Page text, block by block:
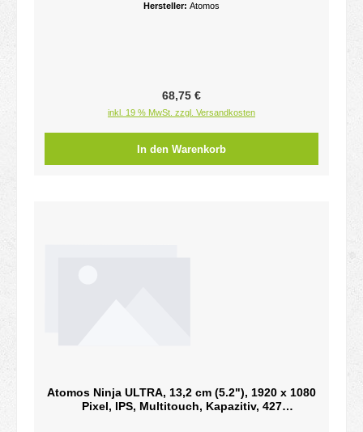
Hersteller: Atomos
Regulärer Preis:
68,75 €
inkl. 19 % MwSt. zzgl. Versandkosten
In den Warenkorb
Atomos Ninja ULTRA, 13,2 cm (5.2"), 1920 x 1080
Pixel, IPS, Multitouch, Kapazitiv, 427